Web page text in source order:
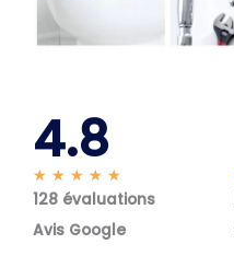
4.8
★ ★ ★ ★ ★
o
128 évaluations
Avis Google